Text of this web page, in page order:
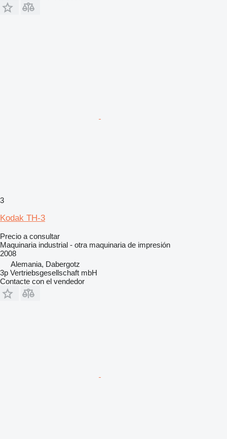
3
Kodak TH-3
Precio a consultar
Maquinaria industrial - otra maquinaria de impresión
2008
Alemania, Dabergotz
3p Vertriebsgesellschaft mbH
Contacte con el vendedor